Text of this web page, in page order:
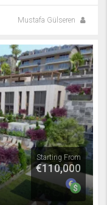
Mustafa Gülseren
Starting From
€110,000